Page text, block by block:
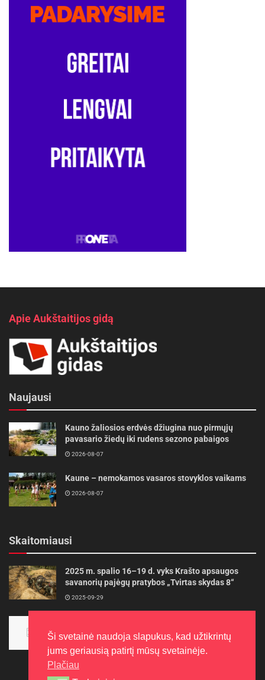
Apie Aukštaitijos gidą
Naujausi
Kauno žaliosios erdvės džiugina nuo pirmųjų
pavasario žiedų iki rudens sezono pabaigos
2026-08-07
Kaune – nemokamos vasaros stovyklos vaikams
2026-08-07
Skaitomiausi
2025 m. spalio 16–19 d. vyks Krašto apsaugos
savanorių pajėgų pratybos „Tvirtas skydas 8“
2025-09-29
aukso
2015-10-30
Ši svetainė naudoja slapukus, kad užtikrintų
jums geriausią patirtį mūsų svetainėje.
Plačiau